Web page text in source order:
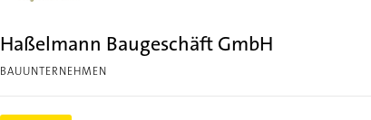
Haßelmann Baugeschäft GmbH
BAUUNTERNEHMEN